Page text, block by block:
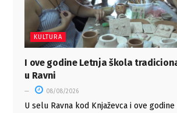
KULTURA
I ove godine Letnja škola
u Ravni
08/08/2026
U selu Ravna kod Knjaževca i ove godine